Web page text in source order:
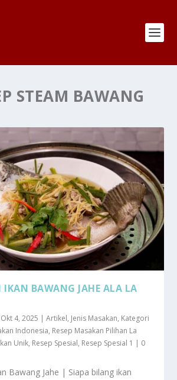
STEAM BAWANG
IKAN BAWANG JAHE ALA LA
Okt 4, 2025 |Artikel, Jenis Masakan, Kategori
Indonesia, Resep Masakan Pilihan La
Unik, Resep Spesial, Resep Spesial 1 | 0
Bawang Jahe | Siapa bilang ikan